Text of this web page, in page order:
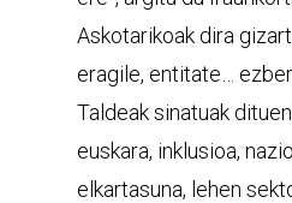
Askotarikoak dira
eragile, entitate…
Taldeak sinatuak
euskara, inklusioa,
elkartasuna, lehen